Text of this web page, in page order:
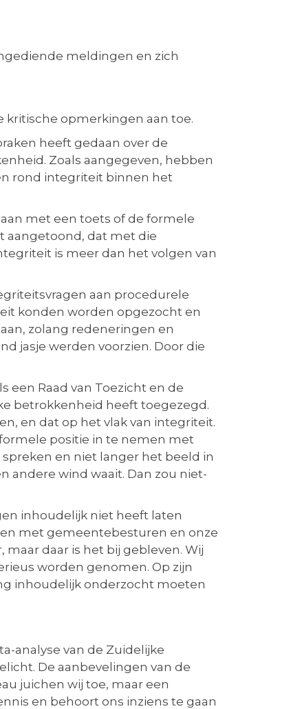
meldingen en zich
kritische opmerkingen aan toe.
heeft gedaan over de
Zoals aangegeven, hebben
rond integriteit binnen het
met een toets of de formele
aangetoond, dat met die
is meer dan het volgen van
aan procedurele
konden worden opgezocht en
zolang redeneringen en
jasje werden voorzien. Door die
een Raad van Toezicht en de
betrokkenheid heeft toegezegd.
en dat op het vlak van integriteit.
positie in te nemen met
en niet langer het beeld in
andere wind waait. Dan zou niet-
inhoudelijk niet heeft laten
met gemeentebesturen en onze
daar is het bij gebleven. Wij
worden genomen. Op zijn
inhoudelijk onderzocht moeten
analyse van de Zuidelijke
De aanbevelingen van de
juichen wij toe, maar een
en behoort ons inziens te gaan